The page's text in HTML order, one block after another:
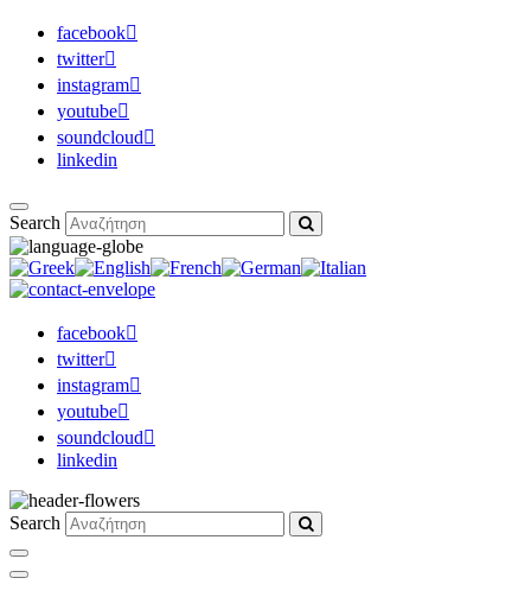
facebook
twitter
instagram
youtube
soundcloud
linkedin
Search
facebook
twitter
instagram
youtube
soundcloud
linkedin
Search